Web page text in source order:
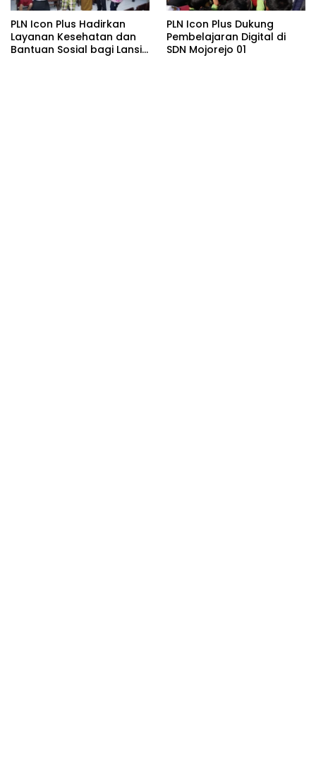
PLN Icon Plus Hadirkan
Layanan Kesehatan dan
Bantuan Sosial bagi Lansia
PLN Icon Plus Dukung
Pembelajaran Digital di
SDN Mojorejo 01